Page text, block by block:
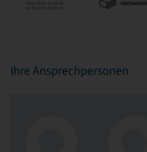
Ihre Ansprechpersonen